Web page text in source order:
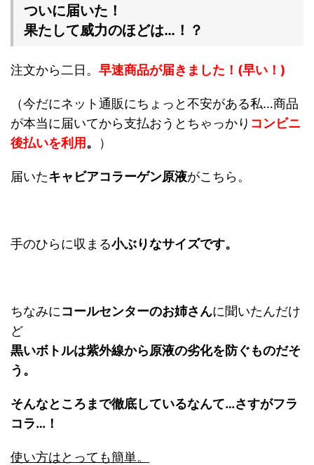
ついに届いた！
果たして威力のほどは…！？
注文から二日。 早速商品が届きました！(早い！)
（今だにネット通販にちょっと不安がある私…商品
が本当に届いてから支払おうとちゃっかり コンビニ
後払いを利用 。 ）
届いたキャビアコラーゲン原液がこちら。
手のひらに収まる小ぶりなサイズです。
ちなみにコールセンターのお姉さんに聞いたんだけ
ど
黒いボトルは紫外線から原液の劣化を防ぐものだそ
う。
そんなところまで徹底しているなんて…さすがフラ
コラ…！
使い方はとっても簡単。